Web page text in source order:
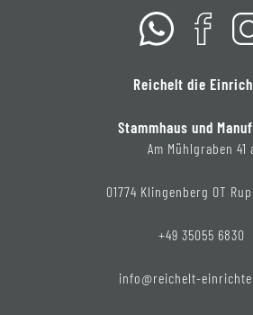
Reichelt die
Stammhaus und
Am Mühlgraben 41
01774 Klingenberg OT
+49 35055 6830
info@reichelt-